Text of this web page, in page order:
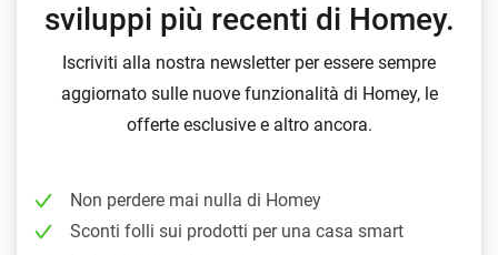
sviluppi più recenti di Homey.
Iscriviti alla nostra newsletter per essere sempre
aggiornato sulle nuove funzionalità di Homey, le
offerte esclusive e altro ancora.
Non perdere mai nulla di Homey
Sconti folli sui prodotti per una casa smart